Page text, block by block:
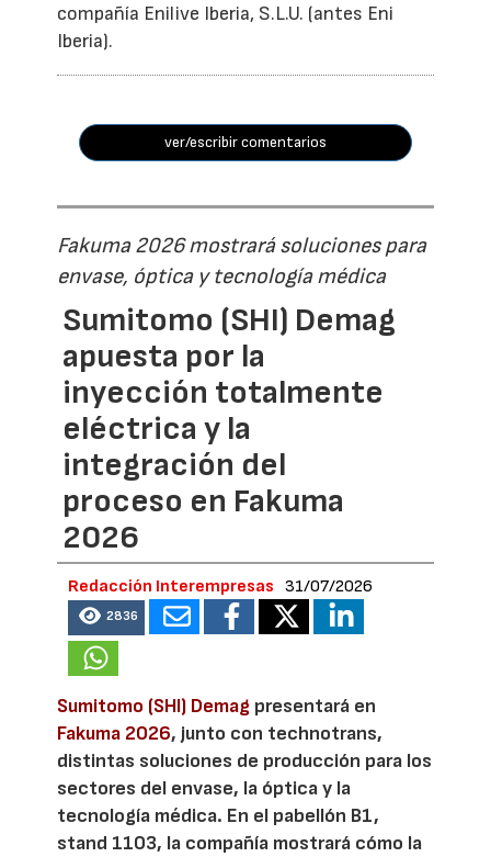
compañía Enilive Iberia, S.L.U. (antes Eni
Iberia).
ver/escribir comentarios
Fakuma 2026 mostrará soluciones para
envase, óptica y tecnología médica
Sumitomo (SHI) Demag
apuesta por la
inyección totalmente
eléctrica y la
integración del
proceso en Fakuma
2026
Redacción Interempresas 31/07/2026
2836
Sumitomo (SHI) Demag presentará en
Fakuma 2026, junto con technotrans,
distintas soluciones de producción para los
sectores del envase, la óptica y la
tecnología médica. En el pabellón B1,
stand 1103, la compañía mostrará cómo la